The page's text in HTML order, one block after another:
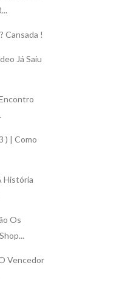
Cansada !
Já Saiu
) | Como
História
Os
Vencedor